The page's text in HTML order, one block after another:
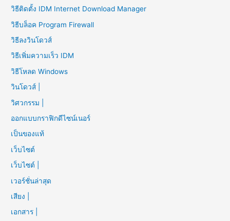
วิธีติดตั้ง IDM Internet Download Manager
วิธีบล็อค Program Firewall
วิธีลงวินโดวส์
วิธีเพิ่มความเร็ว IDM
วิธีโหลด Windows
วินโดวส์ |
วิศวกรรม |
ออกแบบกราฟิกดีไซน์เนอร์
เป็นของแท้
เว็บไซต์
เว็บไซต์ |
เวอร์ชั่นล่าสุด
เสียง |
เอกสาร |